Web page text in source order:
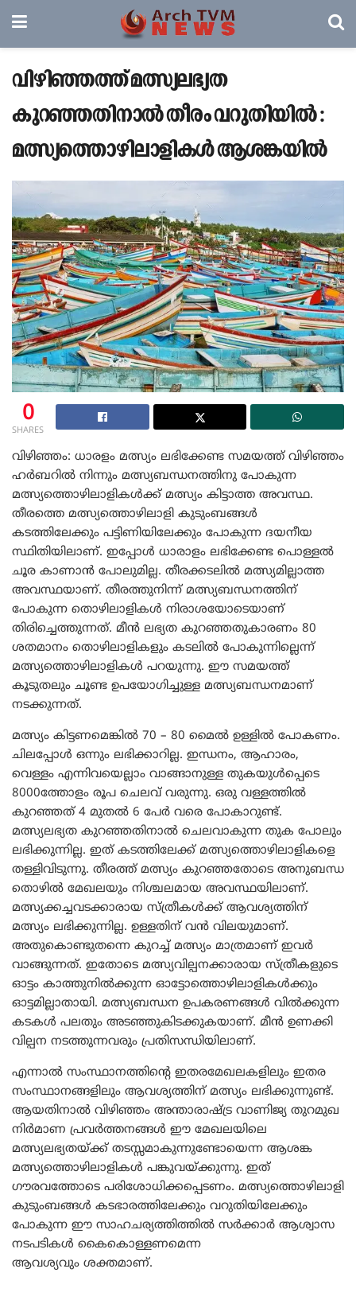
വിഴിഞ്ഞത്ത് മത്സ്യലഭ്യത
കുറഞ്ഞതിനാൽ തീരം വറുതിയിൽ :
മത്സ്യത്തൊഴിലാളികൾ ആശങ്കയിൽ
0
SHARES
വിഴിഞ്ഞം: ധാരളം മത്സ്യം ലഭിക്കേണ്ട സമയത്ത് വിഴിഞ്ഞം
ഹർബറിൽ നിന്നും മത്സ്യബന്ധനത്തിനു പോകുന്ന
മത്സ്യത്തൊഴിലാളികൾക്ക് മത്സ്യം കിട്ടാത്ത അവസ്ഥ.
തീരത്തെ മത്സ്യത്തൊഴിലാളി കുടുംബങ്ങൾ
കടത്തിലേക്കും പട്ടിണിയിലേക്കും പോകുന്ന ദയനീയ
സ്ഥിതിയിലാണ്‌. ഇപ്പോൾ ധാരാളം ലഭിക്കേണ്ട പൊള്ളൽ
ചൂര കാണാൻ പോലുമില്ല. തീരക്കടലിൽ മത്സ്യമില്ലാത്ത
അവസ്ഥയാണ്. തീരത്തുനിന്ന് മത്സ്യബന്ധനത്തിന്
പോകുന്ന തൊഴിലാളികൾ നിരാശയോടെയാണ്
തിരിച്ചെത്തുന്നത്. മീൻ ലഭ്യത കുറഞ്ഞതുകാരണം 80
ശതമാനം തൊഴിലാളികളും കടലിൽ പോകുന്നില്ലെന്ന്
മത്സ്യത്തൊഴിലാളികൾ പറയുന്നു. ഈ സമയത്ത്
കൂടുതലും ചൂണ്ട ഉപയോഗിച്ചുള്ള മത്സ്യബന്ധനമാണ്
നടക്കുന്നത്.
മത്സ്യം കിട്ടണമെങ്കിൽ 70 – 80 മൈൽ ഉള്ളിൽ പോകണം.
ചിലപ്പോൾ ഒന്നും ലഭിക്കാറില്ല. ഇന്ധനം, ആഹാരം,
വെള്ളം എന്നിവയെല്ലാം വാങ്ങാനുള്ള തുകയുൾപ്പെടെ
8000ത്തോളം രൂപ ചെലവ് വരുന്നു. ഒരു വള്ളത്തിൽ
കുറഞ്ഞത് 4 മുതൽ 6 പേർ വരെ പോകാറുണ്ട്.
മത്സ്യലഭ്യത കുറഞ്ഞതിനാൽ ചെലവാകുന്ന തുക പോലും
ലഭിക്കുന്നില്ല. ഇത് കടത്തിലേക്ക് മത്സ്യത്തൊഴിലാളികളെ
തള്ളിവിടുന്നു. തീരത്ത് മത്സ്യം കുറഞ്ഞതോടെ അനുബന്ധ
തൊഴിൽ മേഖലയും നിശ്ചലമായ അവസ്ഥയിലാണ്.
മത്സ്യക്കച്ചവടക്കാരായ സ്ത്രീകൾക്ക് ആവശ്യത്തിന്
മത്സ്യം ലഭിക്കുന്നില്ല. ഉള്ളതിന് വൻ വിലയുമാണ്.
അതുകൊണ്ടുതന്നെ കുറച്ച് മത്സ്യം മാത്രമാണ് ഇവർ
വാങ്ങുന്നത്. ഇതോടെ മത്സ്യവില്പനക്കാരായ സ്ത്രീകളുടെ
ഓട്ടം കാത്തുനിൽക്കുന്ന ഓട്ടോത്തൊഴിലാളികൾക്കും
ഓട്ടമില്ലാതായി. മത്സ്യബന്ധന ഉപകരണങ്ങൾ വിൽക്കുന്ന
കടകൾ പലതും അടഞ്ഞുകിടക്കുകയാണ്. മീൻ ഉണക്കി
വില്പന നടത്തുന്നവരും പ്രതിസന്ധിയിലാണ്.
എന്നാൽ സംസ്ഥാനത്തിന്റെ ഇതരമേഖലകളിലും ഇതര
സംസ്ഥാനങ്ങളിലും ആവശ്യത്തിന്‌ മത്സ്യം ലഭിക്കുന്നുണ്ട്.
ആയതിനാൽ വിഴിഞ്ഞം അന്താരാഷ്ട്ര വാണിജ്യ തുറമുഖ
നിർമാണ പ്രവർത്തനങ്ങൾ ഈ മേഖലയിലെ
മത്സ്യലഭ്യതയ്ക്ക് തടസ്സമാകുന്നുണ്ടോയെന്ന ആശങ്ക
മത്സ്യത്തൊഴിലാളികൾ പങ്കുവയ്ക്കുന്നു. ഇത്
ഗൗരവത്തോടെ പരിശോധിക്കപ്പെടണം. മത്സ്യത്തൊഴിലാളി
കുടുംബങ്ങൾ കടഭാരത്തിലേക്കും വറുതിയിലേക്കും
പോകുന്ന ഈ സാഹചര്യത്തിത്തിൽ സർക്കാർ ആശ്വാസ
നടപടികൾ കൈകൊള്ളണമെന്ന
ആവശ്യവും ശക്തമാണ്‌.